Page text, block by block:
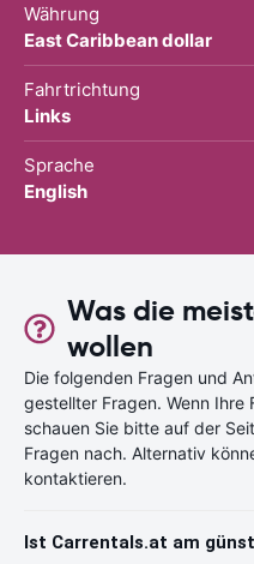
Währung
East Caribbean dollar
Fahrtrichtung
Links
Sprache
English
Was die
wollen
Die folgenden Fragen und
gestellter Fragen. Wenn
schauen Sie bitte auf der
Fragen nach. Alternativ
kontaktieren.
Ist Carrentals.at am